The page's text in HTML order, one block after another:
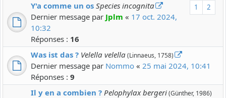
1 2
Y'a comme un os Species incognita
Dernier message par Jplm « 17 oct. 2024,
10:32
Réponses : 16
Was ist das ? Velella velella(Linnaeus, 1758)
Dernier message par Nommo « 25 mai 2024, 10:41
Réponses : 9
Il y en a combien ? Pelophylax bergeri(Günther, 1986)